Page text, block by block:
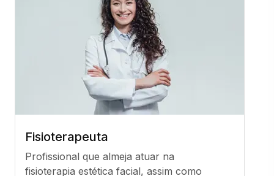
Fisioterapeuta
Profissional que almeja atuar na
fisioterapia estética facial, assim como